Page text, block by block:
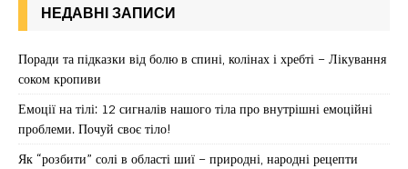
НЕДАВНІ ЗАПИСИ
Поради та підказки від болю в спині, колінах і хребті – Лікування
соком кропиви
Емоції на тілі: 12 сигналів нашого тіла про внутрішні емоційні
проблеми. Почуй своє тіло!
Як “розбити” солі в області шиї – природні, народні рецепти